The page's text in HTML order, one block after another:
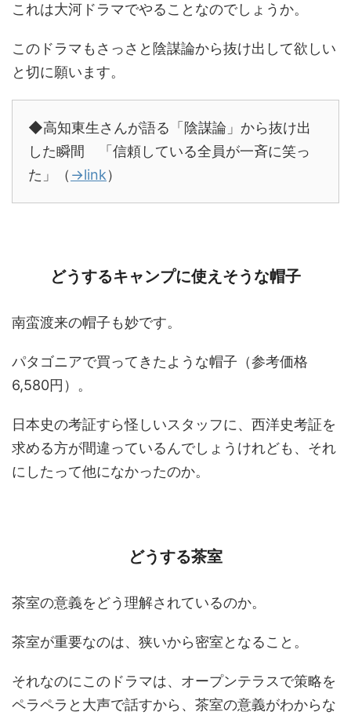
これは大河ドラマでやることなのでしょうか。
このドラマもさっさと陰謀論から抜け出して欲しい
と切に願います。
◆高知東生さんが語る「陰謀論」から抜け出
した瞬間 「信頼している全員が一斉に笑っ
た」（ →link）
どうするキャンプに使えそうな帽子
南蛮渡来の帽子も妙です。
パタゴニアで買ってきたような帽子（参考価格
6,580円）。
日本史の考証すら怪しいスタッフに、西洋史考証を
求める方が間違っているんでしょうけれども、それ
にしたって他になかったのか。
どうする茶室
茶室の意義をどう理解されているのか。
茶室が重要なのは、狭いから密室となること。
それなのにこのドラマは、オープンテラスで策略を
ペラペラと大声で話すから、茶室の意義がわからな